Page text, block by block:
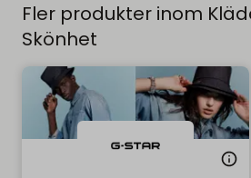
Fler produkter inom
Skönhet